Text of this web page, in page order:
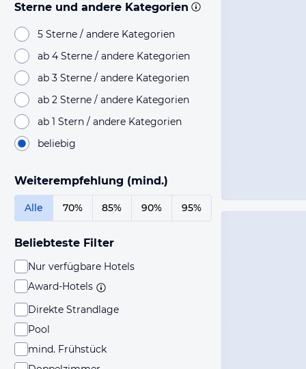
Sterne und andere Kategorien
5 Sterne / andere Kategorien
ab 4 Sterne / andere Kategorien
ab 3 Sterne / andere Kategorien
ab 2 Sterne / andere Kategorien
ab 1 Stern / andere Kategorien
beliebig
Weiterempfehlung (mind.)
Alle 70% 85% 90% 95%
Beliebteste Filter
Nur verfügbare Hotels
Award-Hotels
Direkte Strandlage
Pool
mind. Frühstück